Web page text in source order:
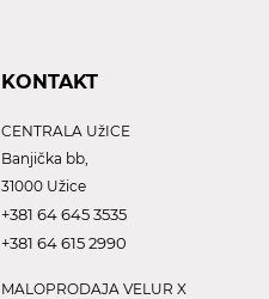
KONTAKT
CENTRALA UžICE
Banjička bb,
31000 Užice
+381 64 645 3535
+381 64 615 2990
MALOPRODAJA VELUR X